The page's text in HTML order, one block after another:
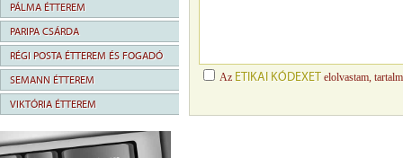
PÁLMA ÉTTEREM
PARIPA CSÁRDA
RÉGI POSTA ÉTTEREM ÉS FOGADÓ
SEMANN ÉTTEREM
VIKTÓRIA ÉTTEREM
Az ETIKAI KÓDEXET elolvastam,